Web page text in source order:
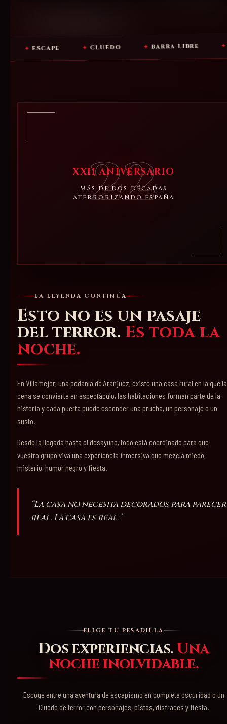
✦CLUEDO ✦BARRA LIBRE ✦
22
XXII ANIVERSARIO
MÁS DE DOS DÉCADAS
ATERRORIZANDO ESPAÑA
LA LEYENDA CONTINÚA
Esto no es un pasaje
del terror. Es toda la
noche.
En Villamejor, una pedanía de Aranjuez, existe una casa rural en la que la
cena se convierte en espectáculo, las habitaciones forman parte de la
historia y cada puerta puede esconder una prueba, un personaje o un
susto.
Desde la llegada hasta el desayuno, todo está coordinado para que
vuestro grupo viva una experiencia inmersiva que mezcla miedo,
misterio, humor negro y fiesta.
“La casa no necesita decorados para parecer
real. La casa es real.”
ELIGE TU PESADILLA
Dos experiencias. Una
noche inolvidable.
Escoge entre una aventura de escapismo en completa oscuridad o un
Cluedo de terror con personajes, pistas, disfraces y fiesta.